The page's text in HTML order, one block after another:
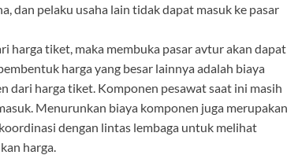
dan pelaku usaha lain tidak dapat masuk ke pasar
harga tiket, maka membuka pasar avtur akan dapat
harga yang besar lainnya adalah biaya
dari harga tiket. Komponen pesawat saat ini masih
Menurunkan biaya komponen juga merupakan
dengan lintas lembaga untuk melihat
harga.